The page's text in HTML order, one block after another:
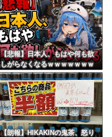
【悲報】日本人、もはや何も欲
しがらなくなるｗｗｗｗｗｗｗ
ｗｗｗｗｗｗｗｗｗｗｗｗｗｗ
ｗｗｗ
【朗報】HIKAKINの鬼茶、怒り